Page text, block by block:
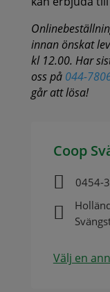
innan önskat
kl 12.00. Har
oss på 044-
går att lösa!
Coop
 0454-

Välj en